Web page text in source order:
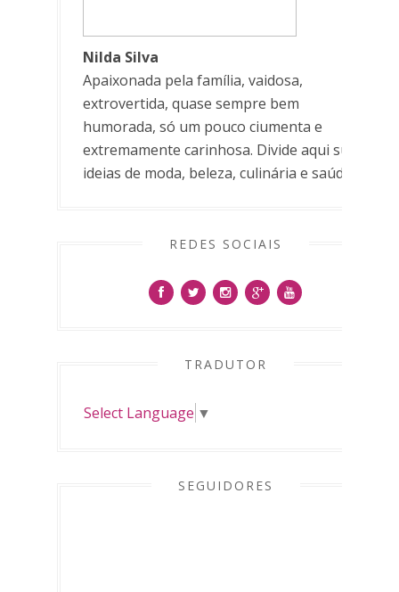
Nilda Silva
Apaixonada pela família, vaidosa,
extrovertida, quase sempre bem
humorada, só um pouco ciumenta e
extremamente carinhosa. Divide aqui suas
ideias de moda, beleza, culinária e saúde.
REDES SOCIAIS
TRADUTOR
Select Language ▼
SEGUIDORES